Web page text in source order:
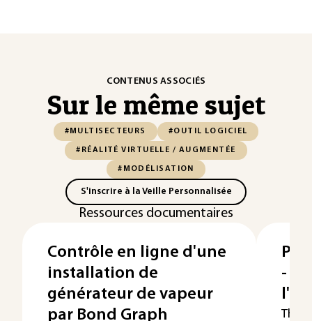
CONTENUS ASSOCIÉS
Sur le même sujet
#MULTISECTEURS #OUTIL LOGICIEL
#RÉALITÉ VIRTUELLE / AUGMENTÉE
#MODÉLISATION
S'inscrire à la Veille Personnalisée
Ressources documentaires
Contrôle en ligne d'une
installation de
générateur de vapeur
par Bond Graph
-